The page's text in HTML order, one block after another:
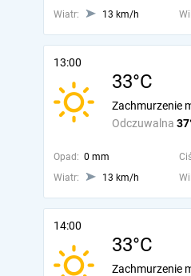
Wiatr:
13 km/h
13:00
33°C
Odczuwalna
Zachmurzenie
Opad: 0 mm
Wiatr:
13 km/h
14:00
33°C
Zachmurzenie